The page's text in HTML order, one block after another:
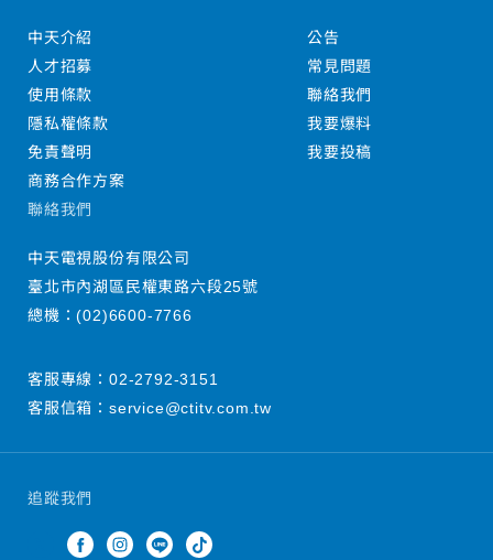
追蹤我們
中天介紹
人才招募
使用條款
隱私權條款
免責聲明
商務合作方案
公告
常見問題
聯絡我們
我要爆料
我要投稿
聯絡我們
中天電視股份有限公司
臺北市內湖區民權東路六段25號
總機：(02)6600-7766
客服專線： 02-2792-3151
客服信箱： service@ctitv.com.tw